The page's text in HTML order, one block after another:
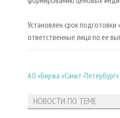
Установлен срок
ответственные лица по ее
АО «Биржа «Санкт-Петербург»
НОВОСТИ ПО ТЕМЕ